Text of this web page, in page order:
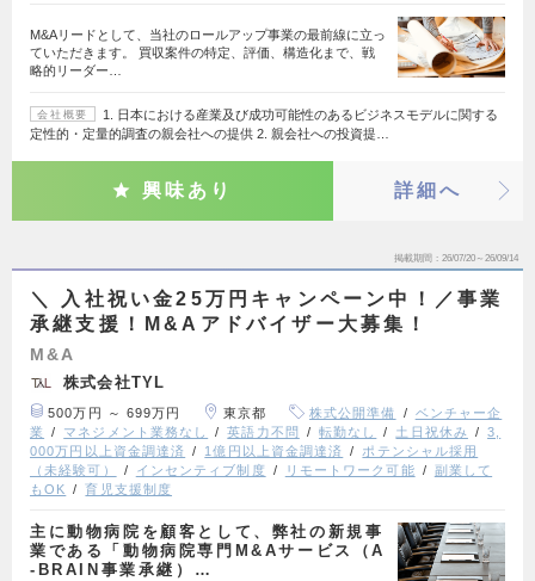
M&Aリードとして、当社のロールアップ事業の最前線に立っ
ていただきます。 買収案件の特定、評価、構造化まで、戦
略的リーダー…
会社概要
1. 日本における産業及び成功可能性のあるビジネスモデルに関する
定性的・定量的調査の親会社への提供 2. 親会社への投資提…
興味あり 詳細へ
掲載期間 26/07/20～26/09/14
＼ 入社祝い金25万円キャンペーン中！／事業
承継支援！M&Aアドバイザー大募集！
M&A
株式会社TYL
500万円 ～ 699万円 東京都 株式公開準備
ベンチャー企
業
マネジメント業務なし 英語力不問 転勤なし 土日祝休み
3,
000万円以上資金調達済
1億円以上資金調達済
ポテンシャル採用
（未経験可）
インセンティブ制度 リモートワーク可能
副業して
もOK
育児支援制度
主に動物病院を顧客として、弊社の新規事
業である「動物病院専門M&Aサービス（A
-BRAIN事業承継）…